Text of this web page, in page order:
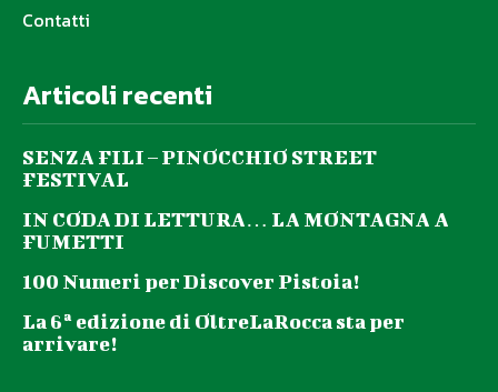
Contatti
Articoli recenti
SENZA FILI – PINOCCHIO STREET
FESTIVAL
IN CODA DI LETTURA… LA MONTAGNA A
FUMETTI
100 Numeri per Discover Pistoia!
La 6ª edizione di OltreLaRocca sta per
arrivare!